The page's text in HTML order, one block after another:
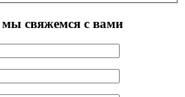
свяжемся с вами